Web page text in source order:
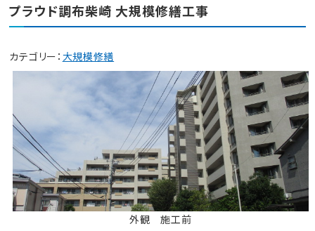
プラウド調布柴崎 大規模修繕工事
カテゴリー： 大規模修繕
外観 施工前